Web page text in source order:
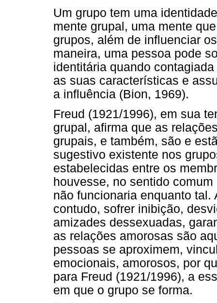
Um grupo tem uma
mente grupal, uma mente
grupos, além de influenciar
maneira, uma pessoa pode
identitária quando
as suas características e
a influência (Bion, 1969).
Freud (1921/1996), em sua
grupal, afirma que as
grupais, e também, são e
sugestivo existente nos
estabelecidas entre os
houvesse, no sentido
não funcionaria enquanto
contudo, sofrer inibição,
amizades dessexuadas,
as relações amorosas são
pessoas se aproximem,
emocionais, amorosos, por
para Freud (1921/1996), a
em que o grupo se forma.